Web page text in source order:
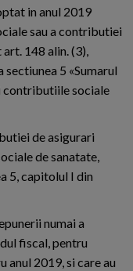
in anul 2019
sau a contributiei
148 alin. (3),
5 «Sumarul
sociale
de asigurari
de sanatate,
5, capitolul I din
numai a
fiscal, pentru
2019, si care au